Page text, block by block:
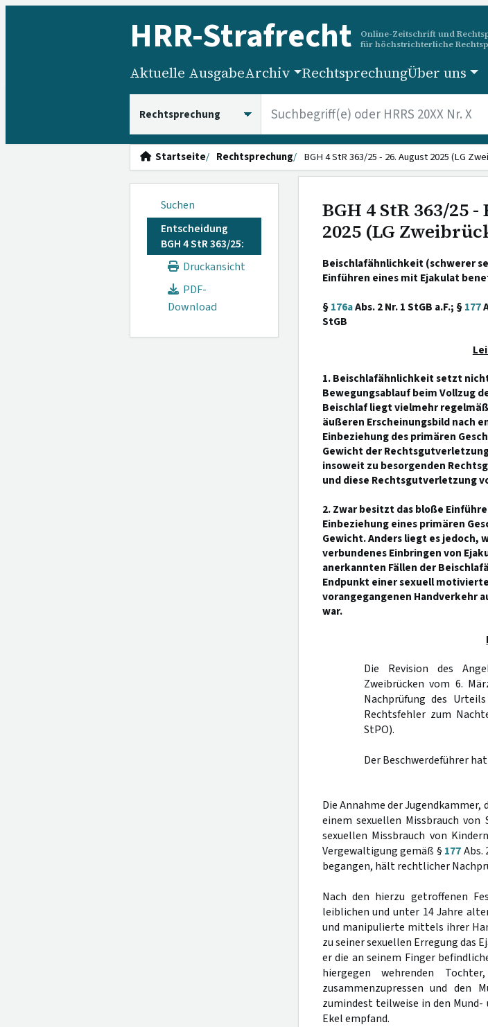
HRR-Strafrecht
Online-Zeitschrift und
für höchstrichterliche
Aktuelle AusgabeArchiv RechtsprechungÜber uns
Startseite Rechtsprechung BGH 4 StR 363/25 - 26. August 2025 (LG
Suchen
Entscheidung
BGH 4 StR 363/25:
Druckansicht
PDF-
Download
BGH 4 StR 363/25
2025 (LG
Beischlafähnlichkeit (schwerer
Einführen eines mit Ejakulat
§176aAbs. 2 Nr. 1 StGB a.F.; §177
StGB
1. Beischlafähnlichkeit setzt
Bewegungsablauf beim Vollzug
Beischlaf liegt vielmehr
äußeren Erscheinungsbild nach
Einbeziehung des primären
Gewicht der
insoweit zu besorgenden
und diese Rechtsgutverletzung
2. Zwar besitzt das bloße
Einbeziehung eines primären
Gewicht. Anders liegt es jedoch,
verbundenes Einbringen von
anerkannten Fällen der
Endpunkt einer sexuell
vorangegangenen Handverkehr
war.
Die Revision des
Zweibrücken vom 6.
Nachprüfung des
Rechtsfehler zum
StPO).
Der Beschwerdeführer
Die Annahme der
einem sexuellen Missbrauch
sexuellen Missbrauch von
Vergewaltigung gemäß § 177Abs.
begangen, hält rechtlicher
Nach den hierzu getroffenen
leiblichen und unter 14 Jahre
und manipulierte mittels ihrer
zu seiner sexuellen Erregung das
er die an seinem Finger
hiergegen wehrenden
zusammenzupressen und den
zumindest teilweise in den Mund-
Ekel empfand.